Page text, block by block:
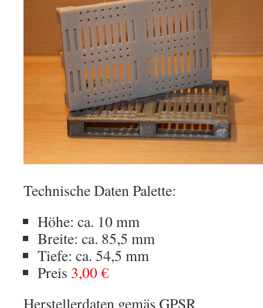
Technische Daten Palette:
Höhe: ca. 10 mm
Breite: ca. 85,5 mm
Tiefe: ca. 54,5 mm
Preis 3,00 €
Herstellerdaten gemäs GPSR